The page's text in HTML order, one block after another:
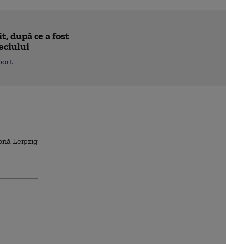
după ce a fost